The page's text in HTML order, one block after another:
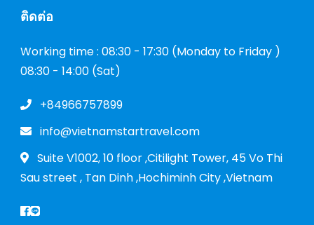
ติดต่อ
Working time : 08:30 - 17:30 (Monday to Friday )
08:30 - 14:00 (Sat)
+84966757899
info@vietnamstartravel.com
Suite V1002, 10 floor ,Citilight Tower, 45 Vo Thi
Sau street , Tan Dinh ,Hochiminh City ,Vietnam